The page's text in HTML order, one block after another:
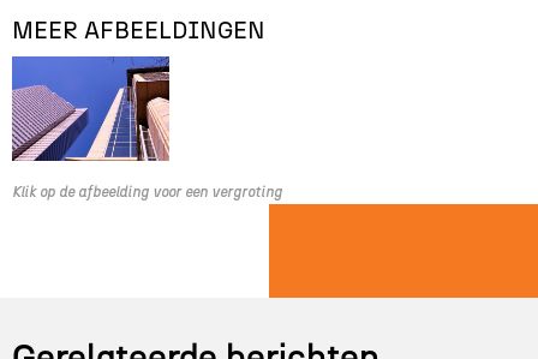
MEER AFBEELDINGEN
Klik op de afbeelding voor een vergroting